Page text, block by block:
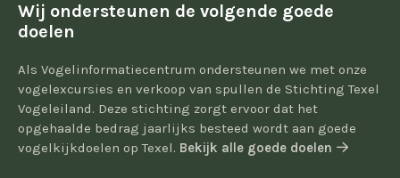
Wij ondersteunen de volgende goede
doelen
Als Vogelinformatiecentrum ondersteunen we met onze
vogelexcursies en verkoop van spullen de Stichting Texel
Vogeleiland. Deze stichting zorgt ervoor dat het
opgehaalde bedrag jaarlijks besteed wordt aan goede
vogelkijkdoelen op Texel. Bekijk alle goede doelen